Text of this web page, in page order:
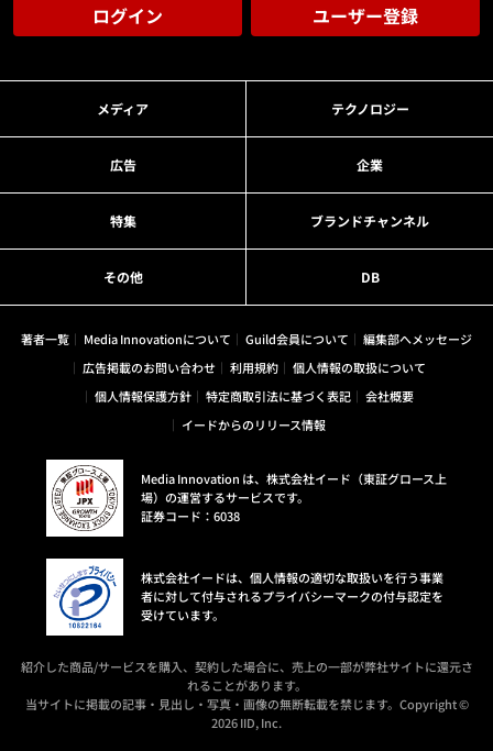
ログイン ユーザー登録
メディア テクノロジー
広告 企業
特集 ブランドチャンネル
その他 DB
著者一覧 Media Innovationについて Guild会員について
編集部へメッセージ
広告掲載のお問い合わせ
利用規約
個人情報の取扱について
個人情報保護方針
特定商取引法に基づく表記
会社概要
イードからのリリース情報
Media Innovation は、株式会社イード（東証グロース上
場）の運営するサービスです。
証券コード：6038
株式会社イードは、個人情報の適切な取扱いを行う事業
者に対して付与されるプライバシーマークの付与認定を
受けています。
紹介した商品/サービスを購入、契約した場合に、売上の一部が弊社サイトに還元さ
れることがあります。
当サイトに掲載の記事・見出し・写真・画像の無断転載を禁じます。Copyright ©
2026 IID, Inc.